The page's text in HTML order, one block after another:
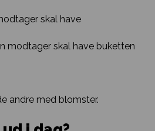
skal have
modtager skal have buketten
andre med blomster.